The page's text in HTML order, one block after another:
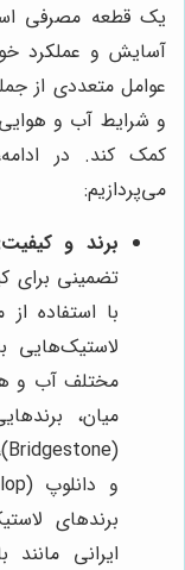
یک قطعه مصرفی
آسایش و عملکرد
عوامل متعددی از
و شرایط آب و
کمک کند. در
می‌پردازیم:
برند و
تضمینی برای
با استفاده
لاستیک‌هایی
مختلف آب و
برندهای
ایرانی مانند